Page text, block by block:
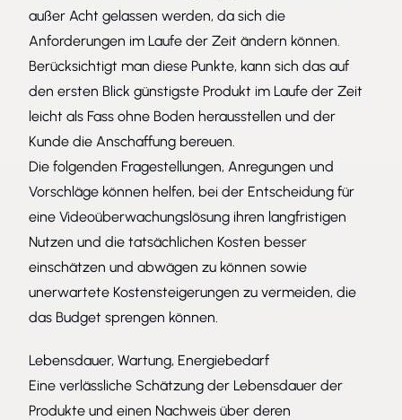
außer Acht gelassen werden, da sich die
Anforderungen im Laufe der Zeit ändern können.
Berücksichtigt man diese Punkte, kann sich das auf
den ersten Blick günstigste Produkt im Laufe der Zeit
leicht als Fass ohne Boden herausstellen und der
Kunde die Anschaffung bereuen.
Die folgenden Fragestellungen, Anregungen und
Vorschläge können helfen, bei der Entscheidung für
eine Videoüberwachungslösung ihren langfristigen
Nutzen und die tatsächlichen Kosten besser
einschätzen und abwägen zu können sowie
unerwartete Kostensteigerungen zu vermeiden, die
das Budget sprengen können.
Lebensdauer, Wartung, Energiebedarf
Eine verlässliche Schätzung der Lebensdauer der
Produkte und einen Nachweis über deren